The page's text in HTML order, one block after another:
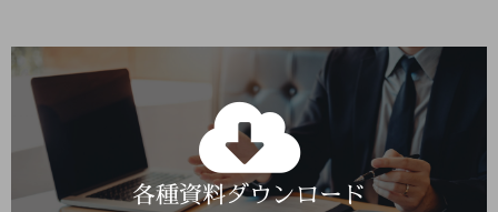
各種資料ダウンロード
Click Here